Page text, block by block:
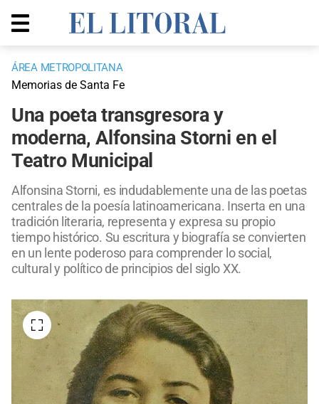
ÁREA METROPOLITANA
Memorias de Santa Fe
Una poeta transgresora y
moderna, Alfonsina Storni en el
Teatro Municipal
Alfonsina Storni, es indudablemente una de las poetas
centrales de la poesía latinoamericana. Inserta en una
tradición literaria, representa y expresa su propio
tiempo histórico. Su escritura y biografía se convierten
en un lente poderoso para comprender lo social,
cultural y político de principios del siglo XX.